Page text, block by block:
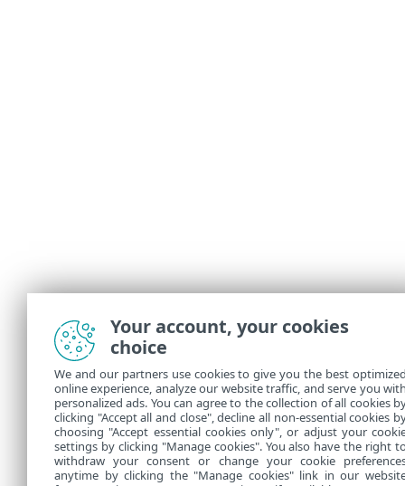
Your account, your cookies
choice
We and our partners use cookies to give you the best
online experience, analyze our website traffic, and serve you
personalized ads. You can agree to the collection of all cookies
clicking "Accept all and close", decline all non-essential cookies
choosing "Accept essential cookies only", or adjust your
settings by clicking "Manage cookies". You also have the right
withdraw your consent or change your cookie
anytime by clicking the "Manage cookies" link in our